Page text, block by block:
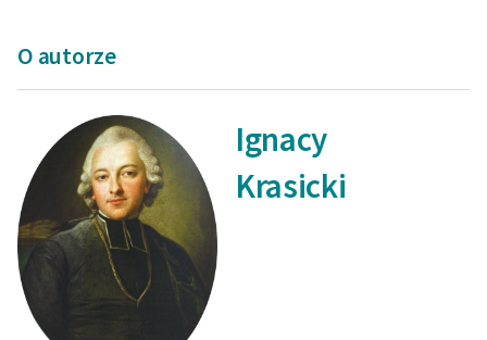
O autorze
Ignacy
Krasicki